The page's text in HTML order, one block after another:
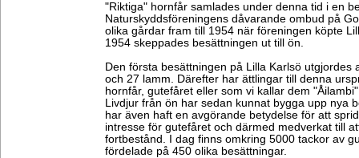
"Riktiga" hornfår samlades under denna tid i en
Naturskyddsföreningens dåvarande ombud på
olika gårdar fram till 1954 när föreningen köpte
1954 skeppades besättningen ut till ön.
Den första besättningen på Lilla Karlsö utgjordes
och 27 lamm. Därefter har ättlingar till denna
hornfår, gutefåret eller som vi kallar dem
Livdjur från ön har sedan kunnat bygga upp nya
har även haft en avgörande betydelse för att
intresse för gutefåret och därmed medverkat till
fortbestånd. I dag finns omkring 5000 tackor av
fördelade på 450 olika besättningar.